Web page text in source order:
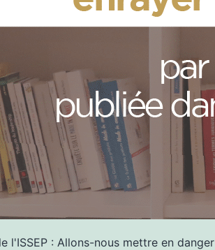
l'ISSEP : Allons-nous mettre en